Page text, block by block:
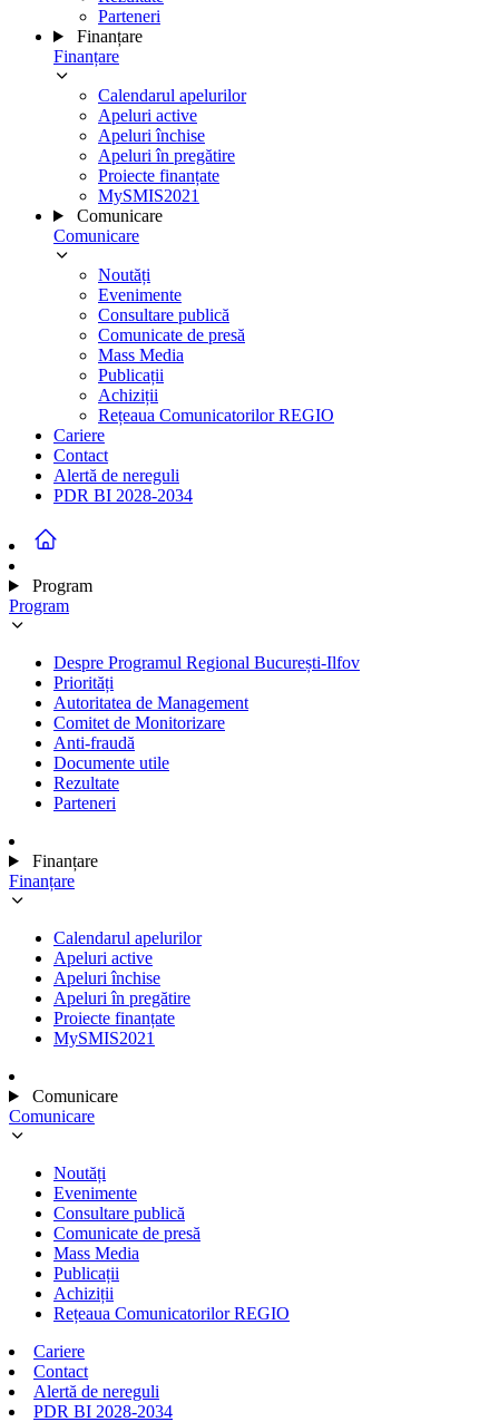
Parteneri
Finanțare
Finanțare
Calendarul apelurilor
Apeluri active
Apeluri închise
Apeluri în pregătire
Proiecte finanțate
MySMIS2021
Comunicare
Comunicare
Noutăți
Evenimente
Consultare publică
Comunicate de presă
Mass Media
Publicații
Achiziții
Rețeaua Comunicatorilor REGIO
Cariere
Contact
Alertă de nereguli
PDR BI 2028-2034
Program
Program
Despre Programul Regional București-Ilfov
Priorități
Autoritatea de Management
Comitet de Monitorizare
Anti-fraudă
Documente utile
Rezultate
Parteneri
Finanțare
Finanțare
Calendarul apelurilor
Apeluri active
Apeluri închise
Apeluri în pregătire
Proiecte finanțate
MySMIS2021
Comunicare
Comunicare
Noutăți
Evenimente
Consultare publică
Comunicate de presă
Mass Media
Publicații
Achiziții
Rețeaua Comunicatorilor REGIO
Cariere
Contact
Alertă de nereguli
PDR BI 2028-2034